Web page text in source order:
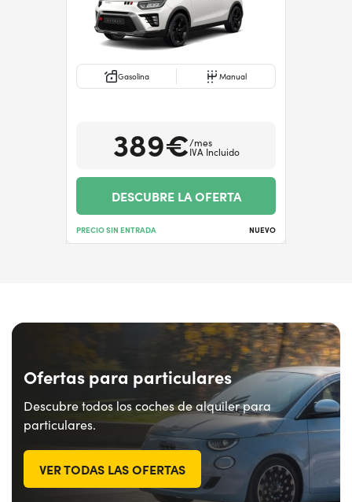
Gasolina Manual
389€/mes
IVA Incluido
DESCUBRE LA OFERTA
PRECIO SIN ENTRADA NUEVO
Ofertas para particulares
Descubre todos los coches de alquiler para
particulares.
VER TODAS LAS OFERTAS